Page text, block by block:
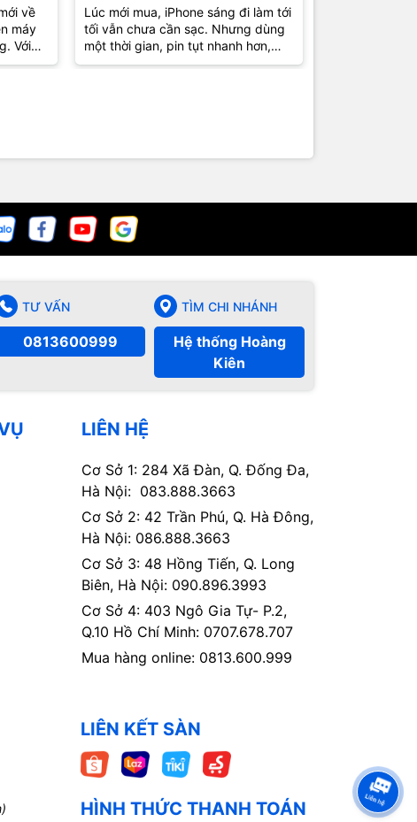
về
máy
Với
quen
cấp và lúc nên thay mới
Lúc mới mua, iPhone sáng đi làm tới
tối vẫn chưa cần sạc. Nhưng dùng
một thời gian, pin tụt nhanh hơn,
phần trăm nhảy liên tục, có hôm
TƯ VẤN
0813600999
TÌM CHI NHÁNH
Hệ thống Hoàng
Kiên
LIÊN HỆ
Cơ Sở 1: 284 Xã Đàn, Q. Đống Đa,
Hà Nội: 083.888.3663
Cơ Sở 2: 42 Trần Phú, Q. Hà Đông,
Hà Nội: 086.888.3663
Cơ Sở 3: 48 Hồng Tiến, Q. Long
Biên, Hà Nội: 090.896.3993
Cơ Sở 4: 403 Ngô Gia Tự- P.2,
Q.10 Hồ Chí Minh: 0707.678.707
Mua hàng online: 0813.600.999
LIÊN KẾT SÀN
HÌNH THỨC THANH TOÁN